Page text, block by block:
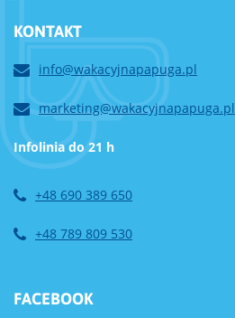
KONTAKT
info@wakacyjnapapuga.pl
marketing@wakacyjnapapuga.pl
Infolinia do 21 h
+48 690 389 650
+48 789 809 530
FACEBOOK